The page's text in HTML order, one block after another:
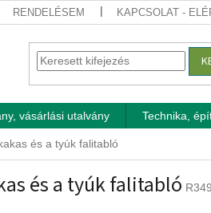
RENDELÉSEM KAPCSOLAT -
vásárlási utalvány Technika,
és a tyúk falitabló
és a tyúk falitabló